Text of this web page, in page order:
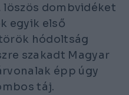
löszös dombvidéket
egyik első
hódoltság
szakadt Magyar
épp úgy
táj.